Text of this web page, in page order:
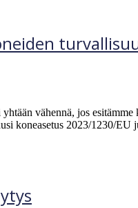
vähennä, jos
koneasetus 2023/1230/